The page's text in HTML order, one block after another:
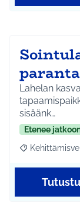
Lahelan
sisäänk…
Etenee
Rajaa tulokset
Tutustu